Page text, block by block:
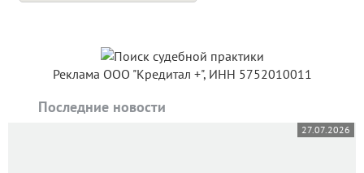
Реклама ООО "Кредитал +", ИНН 5752010011
Последние новости
27.07.2026